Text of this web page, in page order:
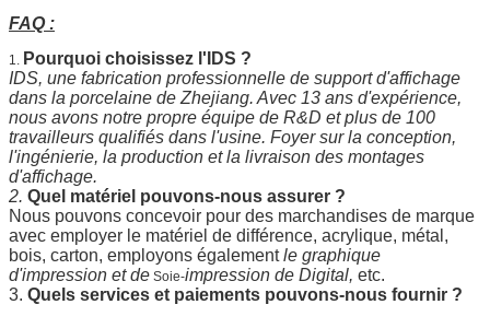
FAQ :
1. Pourquoi choisissez l'IDS ?
IDS, une fabrication professionnelle de support d'affichage
dans la porcelaine de Zhejiang. Avec 13 ans d'expérience,
nous avons notre propre équipe de R&D et plus de 100
travailleurs qualifiés dans l'usine. Foyer sur la conception,
l'ingénierie, la production et la livraison des montages
d'affichage.
2. Quel matériel pouvons-nous assurer ?
Nous pouvons concevoir pour des marchandises de marque
avec employer le matériel de différence, acrylique, métal,
bois, carton, employons égalementle graphique
d'impression et de Soie-impression de Digital, etc.
3. Quels services et paiements pouvons-nous fournir ?